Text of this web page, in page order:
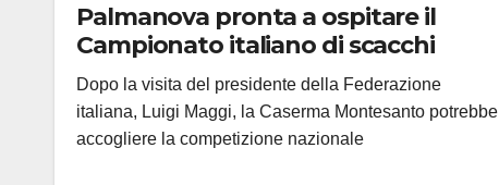
Palmanova pronta a ospitare il
Campionato italiano di scacchi
Dopo la visita del presidente della Federazione
italiana, Luigi Maggi, la Caserma Montesanto potrebbe
accogliere la competizione nazionale